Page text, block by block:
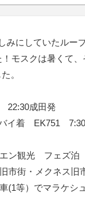
みにしていたルー
モスクは暑くて
した。
22:30成田発
イ着 EK751
ン観光 フェズ泊
市街・メクネス
(1等）でマラケ